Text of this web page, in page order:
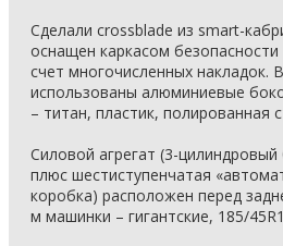
Сделали crossblade из smart-
оснащен каркасом
счет многочисленных накладок.
использованы алюминиевые
– титан, пластик, полированная
Силовой агрегат (3-цилиндровый
плюс шестиступенчатая
коробка) расположен перед
м машинки – гигантские, 185/